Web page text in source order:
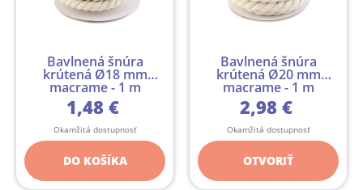
Bavlnená šnúra
krútená Ø18 mm
macrame - 1 m
1,48 €
Okamžitá dostupnosť
DO KOŠÍKA
Bavlnená šnúra
krútená Ø20 mm
macrame - 1 m
2,98 €
Okamžitá dostupnosť
OTVORIŤ